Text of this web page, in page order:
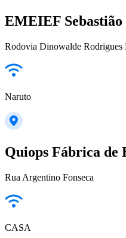
EMEIEF
Rodovia Dinowalde Rodrigues
Naruto
Quiops Fábrica de
Rua Argentino Fonseca
CASA